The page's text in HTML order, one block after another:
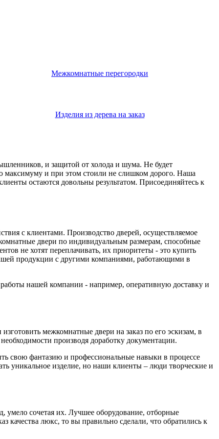
Межкомнатные перегородки
Изделия из дерева на заказ
и защитой от холода и шума. Не будет
максимуму и при этом стоили не слишком дорого. Наша
остаются довольны результатом. Присоединяйтесь к
с клиентами. Производство дверей, осуществляемое
двери по индивидуальным размерам, способные
не хотят переплачивать, их приоритеты - это купить
продукции с другими компаниями, работающими в
нашей компании - например, оперативную доставку и
межкомнатные двери на заказ по его эскизам, в
производя доработку документации.
свою фантазию и профессиональные навыки в процессе
уникальное изделие, но наши клиенты – люди творческие и
умело сочетая их. Лучшее оборудование, отборные
люкс, то вы правильно сделали, что обратились к